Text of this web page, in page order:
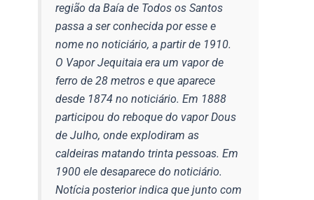
região da Baía de Todos os Santos
passa a ser conhecida por esse e
nome no noticiário, a partir de 1910.
O Vapor Jequitaia era um vapor de
ferro de 28 metros e que aparece
desde 1874 no noticiário. Em 1888
participou do reboque do vapor Dous
de Julho, onde explodiram as
caldeiras matando trinta pessoas. Em
1900 ele desaparece do noticiário.
Notícia posterior indica que junto com